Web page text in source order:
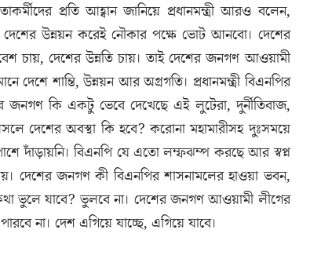
প্রতি আহ্বান জানিয়ে প্রধানমন্ত্রী আরও বলেন,
উন্নয়ন করেই নৌকার পক্ষে ভোট আনবো। দেশের
চায়, দেশের উন্নতি চায়। তাই দেশের জনগণ আওয়ামী
শান্তি, উন্নয়ন আর অগ্রগতি। প্রধানমন্ত্রী বিএনপির
কি একটু ভেবে দেখেছে এই লুটেরা, দুর্নীতিবাজ,
দেশের অবস্থা কি হবে? করোনা মহামারীসহ দুঃসময়ে
দাঁড়ায়নি। বিএনপি যে এতো লম্ফঝম্প করছে আর স্বপ্ন
দেশের জনগণ কী বিএনপির শাসনামলের হাওয়া ভবন,
কথা ভুলে যাবে? ভুলবে না। দেশের জনগণ আওয়ামী লীগের
না। দেশ এগিয়ে যাচ্ছে, এগিয়ে যাবে।